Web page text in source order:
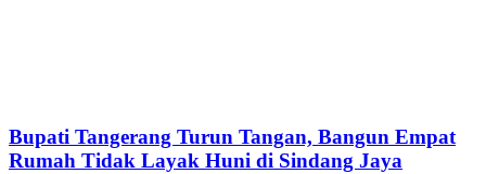
Bupati Tangerang Turun Tangan, Bangun Empat
Rumah Tidak Layak Huni di Sindang Jaya